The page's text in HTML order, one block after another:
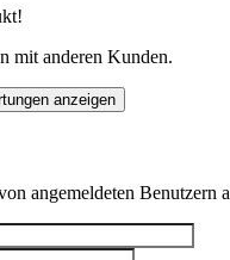
mit anderen Kunden.
anzeigen
angemeldeten Benutzern